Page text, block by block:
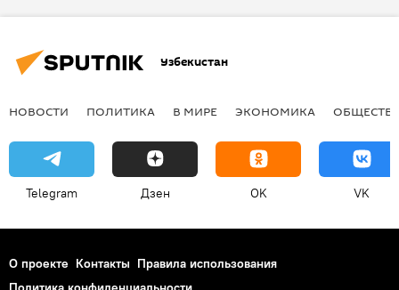
Кашкадарьинская область
Хорезм
Навоийская область
Узбекистан
НОВОСТИ ПОЛИТИКА В МИРЕ ЭКОНОМИКА
Telegram Дзен OK VK
О проекте Контакты Правила использования